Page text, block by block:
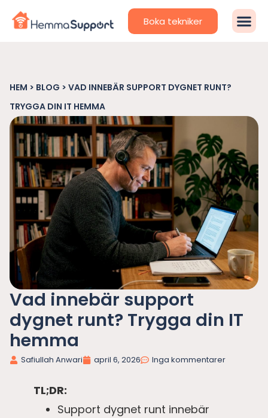
Boka tekniker
HEM > BLOG > VAD INNEBÄR SUPPORT DYGNET RUNT?
TRYGGA DIN IT HEMMA
Vad innebär support
dygnet runt? Trygga din IT
hemma
Safiullah Anwari april 6, 2026 Inga kommentarer
TL;DR:
Support dygnet runt innebär